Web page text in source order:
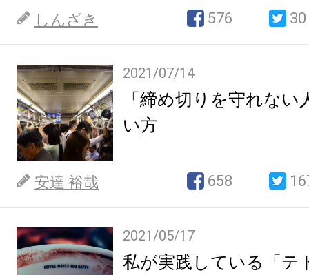
しんざき 576 30
2021/07/14
「締め切りを守れな
い方
安達 裕哉 658
2021/05/17
私が実践している「テ